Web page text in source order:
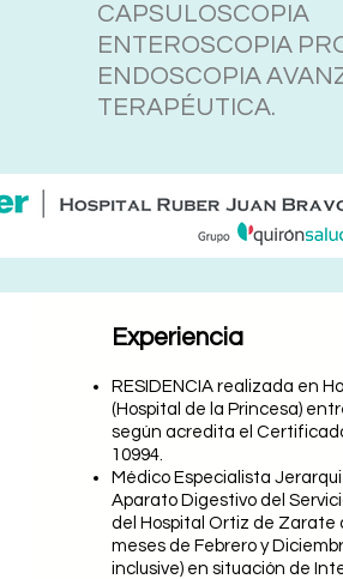
CAPSULOSCOPIA
ENTEROSCOPIA
ENDOSCOPIA
TERAPÉUTICA.
Experiencia
RESIDENCIA realizada en
(Hospital de la Princesa)
según acredita el
10994.
Médico Especialista
Aparato Digestivo del
del Hospital Ortiz de Zarate
meses de Febrero y
inclusive) en situación de